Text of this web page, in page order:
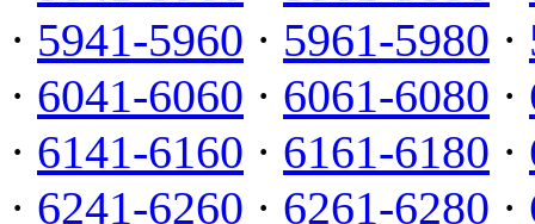
· 5941-5960 · 5961-5980 ·
· 6041-6060 · 6061-6080 ·
· 6141-6160 · 6161-6180 ·
· 6241-6260 · 6261-6280 ·